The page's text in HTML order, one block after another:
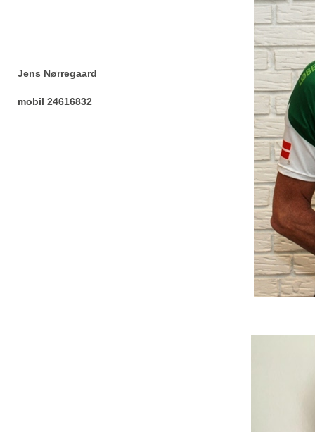
Jens Nørregaard
mobil 24616832